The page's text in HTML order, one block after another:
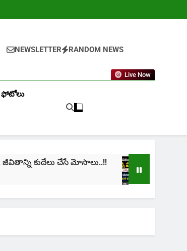
NEWSLETTER RANDOM NEWS
Live Now
ఫోటోలు
కుదేలు చేసే మోసాలు..!!